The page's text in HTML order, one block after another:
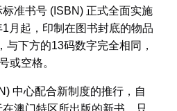
准书号 (ISBN) 正式全面实施
月起，印制在图书封底的物品
与下方的13码数字完全相同，
或空格。
中心配合新制度的推行，自
澳门特区所出版的新书，只